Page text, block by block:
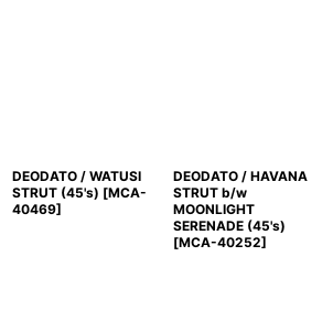
DEODATO / WATUSI
STRUT (45's) [MCA-
40469]
DEODATO / HAVANA
STRUT b/w
MOONLIGHT
SERENADE (45's)
[MCA-40252]